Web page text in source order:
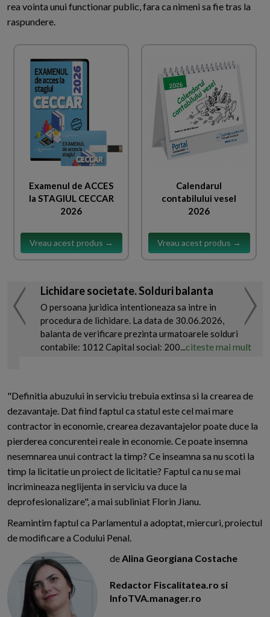
rea vointa unui functionar public, fara ca nimeni sa fie tras la
raspundere.
Examenul de ACCES
la STAGIUL CECCAR
2026
Vreau acest produs →
Calendarul
contabilului vesel
2026
Vreau acest produs →
Lichidare societate. Solduri balanta
O persoana juridica intentioneaza sa intre in
procedura de lichidare. La data de 30.06.2026,
balanta de verificare prezinta urmatoarele solduri
contabile: 1012 Capital social: 200...citeste mai mult
"Definitia abuzului in serviciu trebuia extinsa si la crearea de
dezavantaje. Dat fiind faptul ca statul este cel mai mare
contractor in economie, crearea dezavantajelor poate duce la
pierderea concurentei reale in economie. Ce poate insemna
nesemnarea unui contract la timp? Ce inseamna sa nu scoti la
timp la licitatie un proiect de licitatie? Faptul ca nu se mai
incrimineaza neglijenta in serviciu va duce la
deprofesionalizare", a mai subliniat Florin Jianu.
Reamintim faptul ca Parlamentul a adoptat, miercuri, proiectul
de modificare a Codului Penal.
deAlina Georgiana Costache
Redactor Fiscalitatea.ro si
InfoTVA.manager.ro